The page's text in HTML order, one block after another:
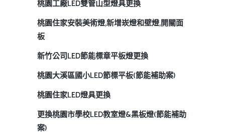
桃園工廠LED雙管山型燈具更換
桃園住家安裝美術燈,新增崁燈和壁燈,開關面
板
新竹公司LED節能標章平板燈更換
桃園大溪區國小LED節標平板(節能補助案)
桃園住家LED燈具更換
更換桃園市學校LED教室燈&黑板燈(節能補助
案)